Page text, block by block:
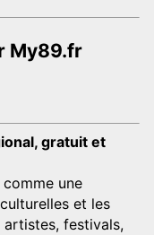
My89.fr
gratuit et
comme une
et les
artistes, festivals,